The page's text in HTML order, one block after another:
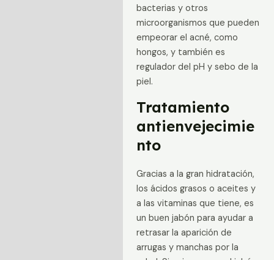
bacterias y otros
microorganismos que pueden
empeorar el acné, como
hongos, y también es
regulador del pH y sebo de la
piel.
Tratamiento
antienvejecimie
nto
Gracias a la gran hidratación,
los ácidos grasos o aceites y
a las vitaminas que tiene, es
un buen jabón para ayudar a
retrasar la aparición de
arrugas y manchas por la